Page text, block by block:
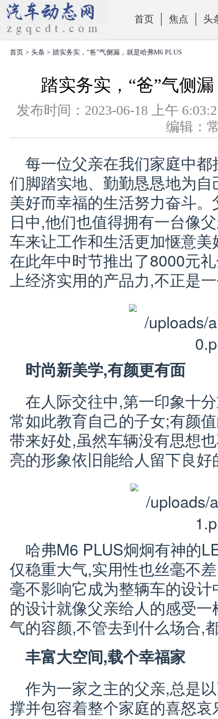
首页 焦点 头
零部件
首页 > 头条 > 踏实务实，“爸”气侧漏，就是哈弗M6 PLUS
踏实务实，“爸”气侧
发布时间：2023-06-18 上午
编辑
每一位父亲在我们家庭中
们脚踏实地、勤勤恳恳地为
美好而幸福的生活努力奋斗
日中,他们也值得拥有一台像
车来让工作和生活更加惬意
在此年中时节推出了8000元
上经济实用的产品力,不正是
时尚新美学,有颜更有面
在人际交往中,第一印象十
常如此教育自己的子女;有颜
带来好处,虽然车辆没有思想
亮的形象依旧能给人留下良
哈弗M6 PLUS炯炯有神的
仅稳重大气,实用性也丝毫不
毫不影响它成为整辆车的设
的设计就像父亲给人的感受
气的容颜,不管去到什么场合,
丰富大空间,载个幸福家
作为一家之主的父亲,总是
撑并包容着整个家庭的喜怒